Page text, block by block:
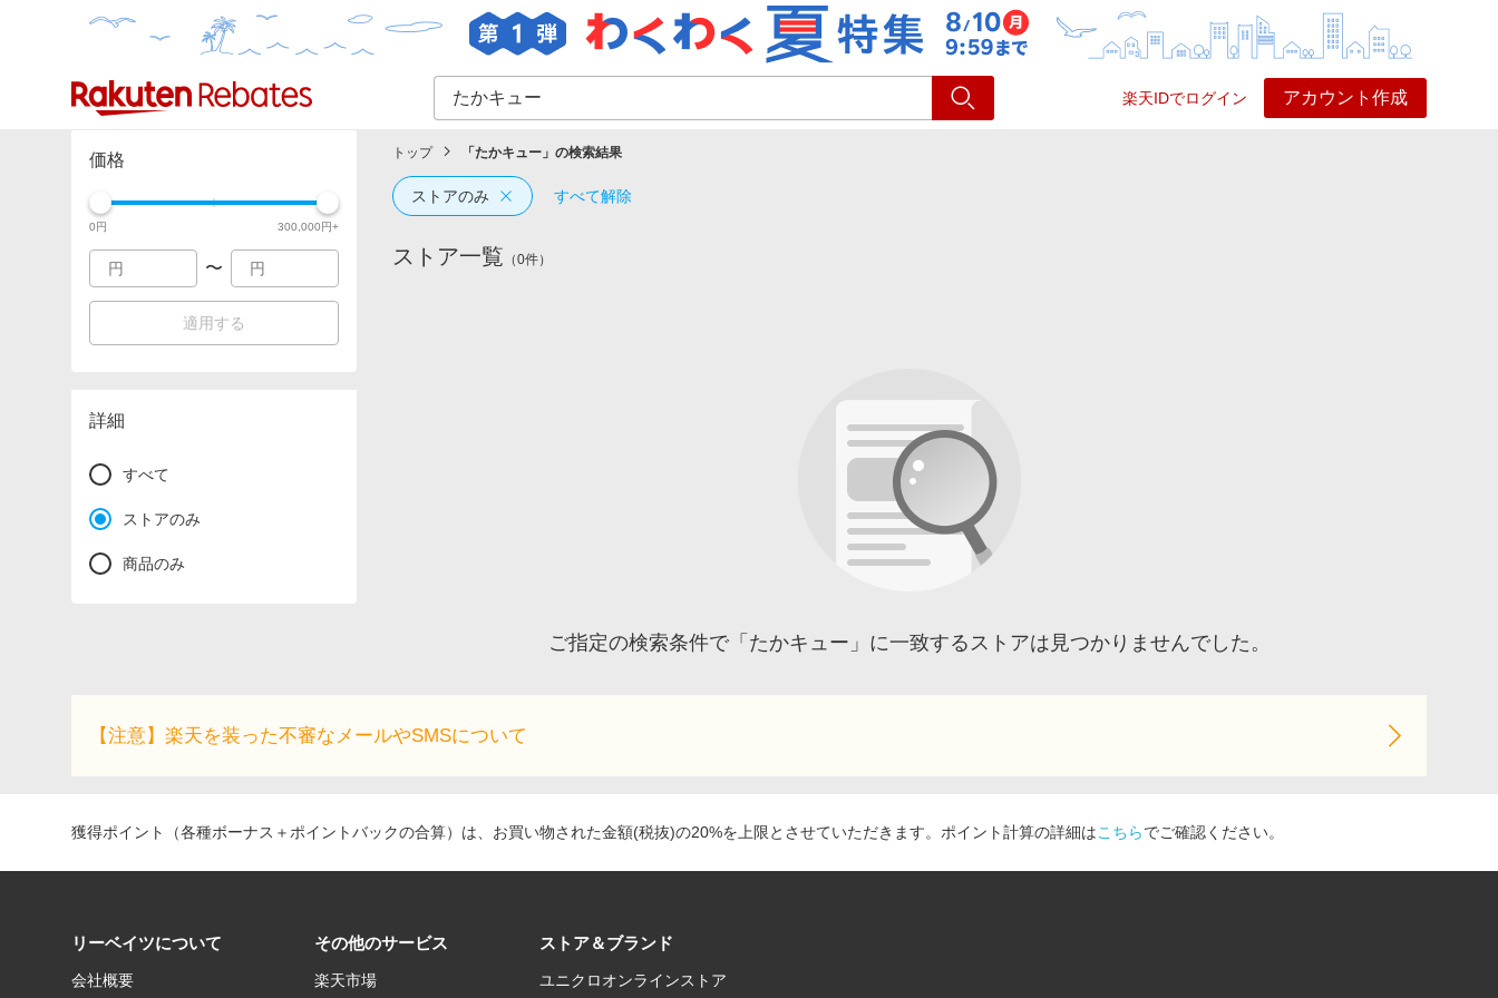
楽天IDでログイン アカウント作成
カテゴリー一覧 イベント一覧 ショッピング
価格
0円 300,000円+
〜
適用する
詳細
すべて
ストアのみ
商品のみ
トップ 「 たかキュー 」の検索結果
ストアのみ すべて解除
ストア一覧 （0件）
ご指定の検索条件で「たかキュー」に一致するストアは見つかりませんでした。
【注意】楽天を装った不審なメールやSMSについて
獲得ポイント（各種ボーナス＋ポイントバックの合算）は、お買い物された金額(税抜)の20%を上限とさせていただきます。ポイント計算の詳細はこちらでご確認ください。
リーベイツについて
会社概要
その他のサービス
楽天市場
ストア＆ブランド
ユニクロオンラインストア